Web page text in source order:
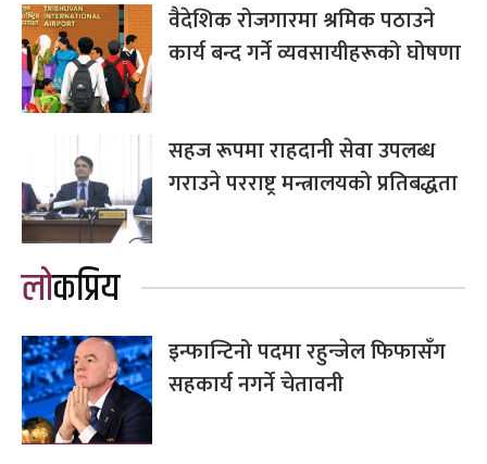
वैदेशिक रोजगारमा श्रमिक पठाउने
कार्य बन्द गर्ने व्यवसायीहरूको घोषणा
सहज रूपमा राहदानी सेवा उपलब्ध
गराउने परराष्ट्र मन्त्रालयको प्रतिबद्धता
लोकप्रिय
इन्फान्टिनो पदमा रहुन्जेल फिफासँग
सहकार्य नगर्ने चेतावनी